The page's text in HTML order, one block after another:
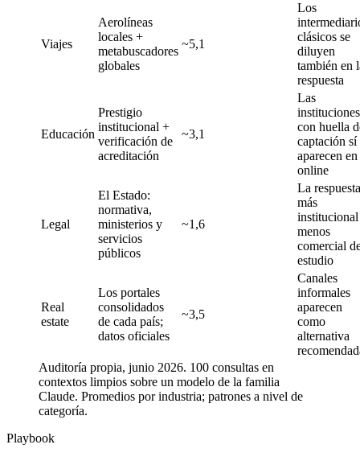
Viajes
Aerolíneas
locales +
metabuscadores
globales
~5,1
Los
clásicos se
diluyen
también en
respuesta
Educación
Prestigio
institucional +
verificación de
acreditación
~3,1
Las
instituciones
con huella
captación sí
aparecen en
online
Legal
El Estado:
normativa,
ministerios y
servicios
públicos
~1,6
La respuesta
más
menos
comercial
estudio
Real
estate
Los portales
consolidados
de cada país;
datos oficiales
~3,5
Canales
informales
aparecen
como
alternativa
Auditoría propia, junio 2026. 100 consultas en
contextos limpios sobre un modelo de la familia
Claude. Promedios por industria; patrones a nivel de
categoría.
Playbook